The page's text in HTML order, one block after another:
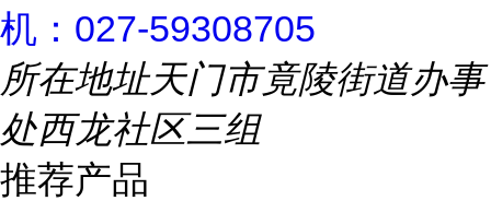
机：027-59308705
所在地址天门市竟陵街道办事
处西龙社区三组
推荐产品